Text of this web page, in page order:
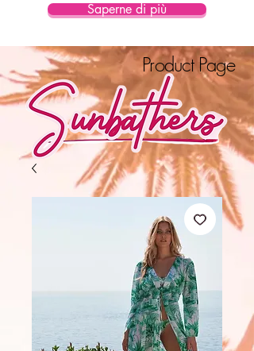
Saperne di più
Product Page